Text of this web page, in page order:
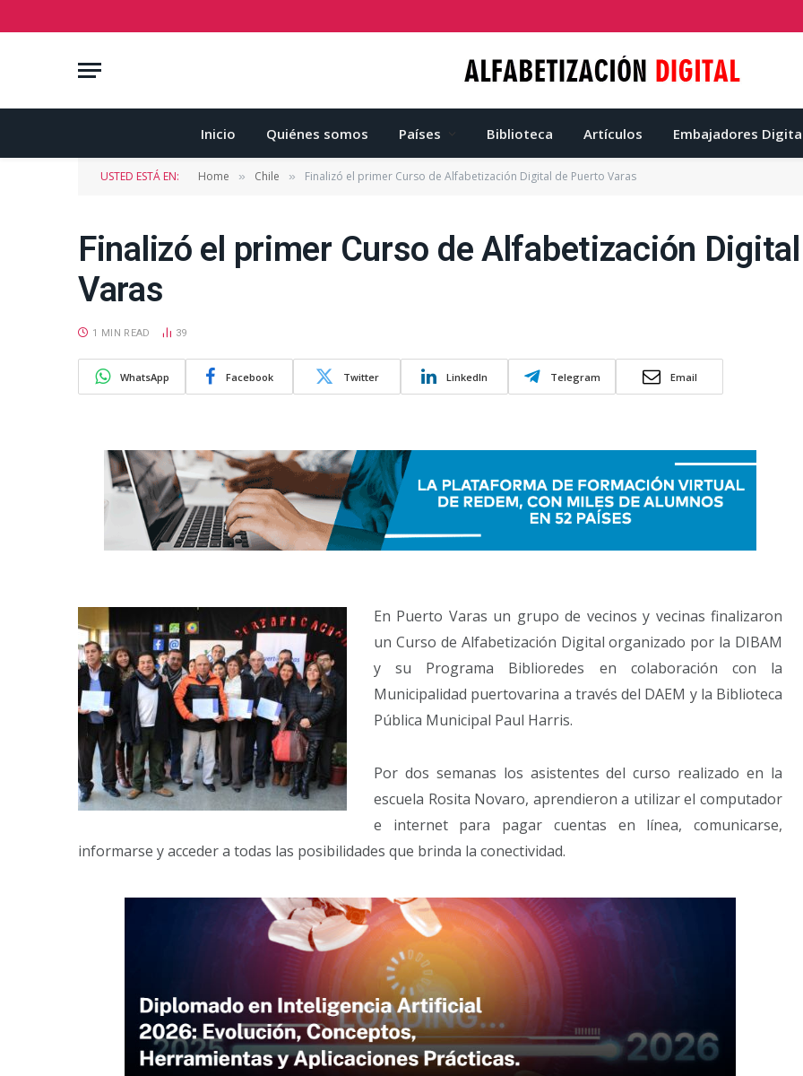
Inicio Quiénes somos Países Biblioteca Artículos Embajadores
USTED ESTÁ EN: Home » Chile » Finalizó el primer Curso de Alfabetización Digital de Puerto Varas
Finalizó el primer Curso de Alfabetización
Varas
1 MIN READ 39
WhatsApp Facebook Twitter LinkedIn Telegram Email
En Puerto Varas un grupo de vecinos y vecinas finalizaron
un Curso de Alfabetización Digital organizado por la DIBAM
y su Programa Biblioredes en colaboración con la
Municipalidad puertovarina a través del DAEM y la Biblioteca
Pública Municipal Paul Harris.
Por dos semanas los asistentes del curso realizado en la
escuela Rosita Novaro, aprendieron a utilizar el computador
e internet para pagar cuentas en línea, comunicarse,
informarse y acceder a todas las posibilidades que brinda la conectividad.